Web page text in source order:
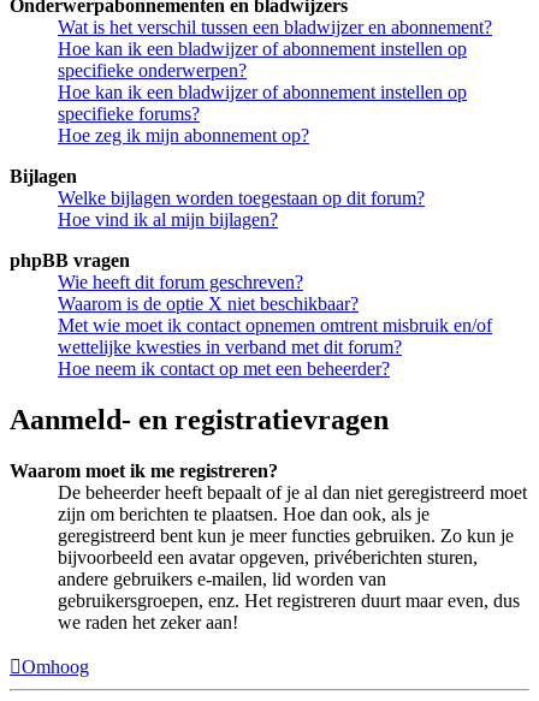
Onderwerpabonnementen en bladwijzers
Wat is het verschil tussen een bladwijzer en abonnement?
Hoe kan ik een bladwijzer of abonnement instellen op
specifieke onderwerpen?
Hoe kan ik een bladwijzer of abonnement instellen op
specifieke forums?
Hoe zeg ik mijn abonnement op?
Bijlagen
Welke bijlagen worden toegestaan op dit forum?
Hoe vind ik al mijn bijlagen?
phpBB vragen
Wie heeft dit forum geschreven?
Waarom is de optie X niet beschikbaar?
Met wie moet ik contact opnemen omtrent misbruik en/of
wettelijke kwesties in verband met dit forum?
Hoe neem ik contact op met een beheerder?
Aanmeld- en registratievragen
Waarom moet ik me registreren?
De beheerder heeft bepaalt of je al dan niet geregistreerd moet
zijn om berichten te plaatsen. Hoe dan ook, als je
geregistreerd bent kun je meer functies gebruiken. Zo kun je
bijvoorbeeld een avatar opgeven, privéberichten sturen,
andere gebruikers e-mailen, lid worden van
gebruikersgroepen, enz. Het registreren duurt maar even, dus
we raden het zeker aan!
Omhoog